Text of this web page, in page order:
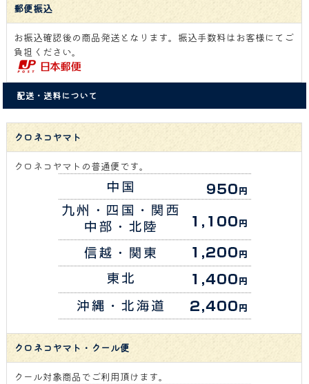
郵便振込
お振込確認後の商品発送となります。振込手数料はお客様にてご
負担ください。
配送・送料について
クロネコヤマト
クロネコヤマトの普通便です。
クロネコヤマト・クール便
クール対象商品でご利用頂けます。